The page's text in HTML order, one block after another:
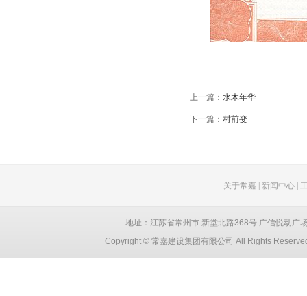
上一篇： 水木年华
下一篇： 村前变
关于常嘉 新闻中心
地址：江苏省常州市 新堂北路368号 广信悦动
Copyright © 常嘉建设集团有限公司 All Rights